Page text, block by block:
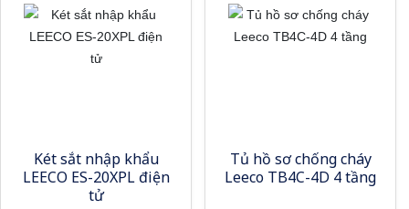
Két sắt nhập khẩu
LEECO ES-20XPL điện
tử
Tủ hồ sơ chống cháy
Leeco TB4C-4D 4 tầng